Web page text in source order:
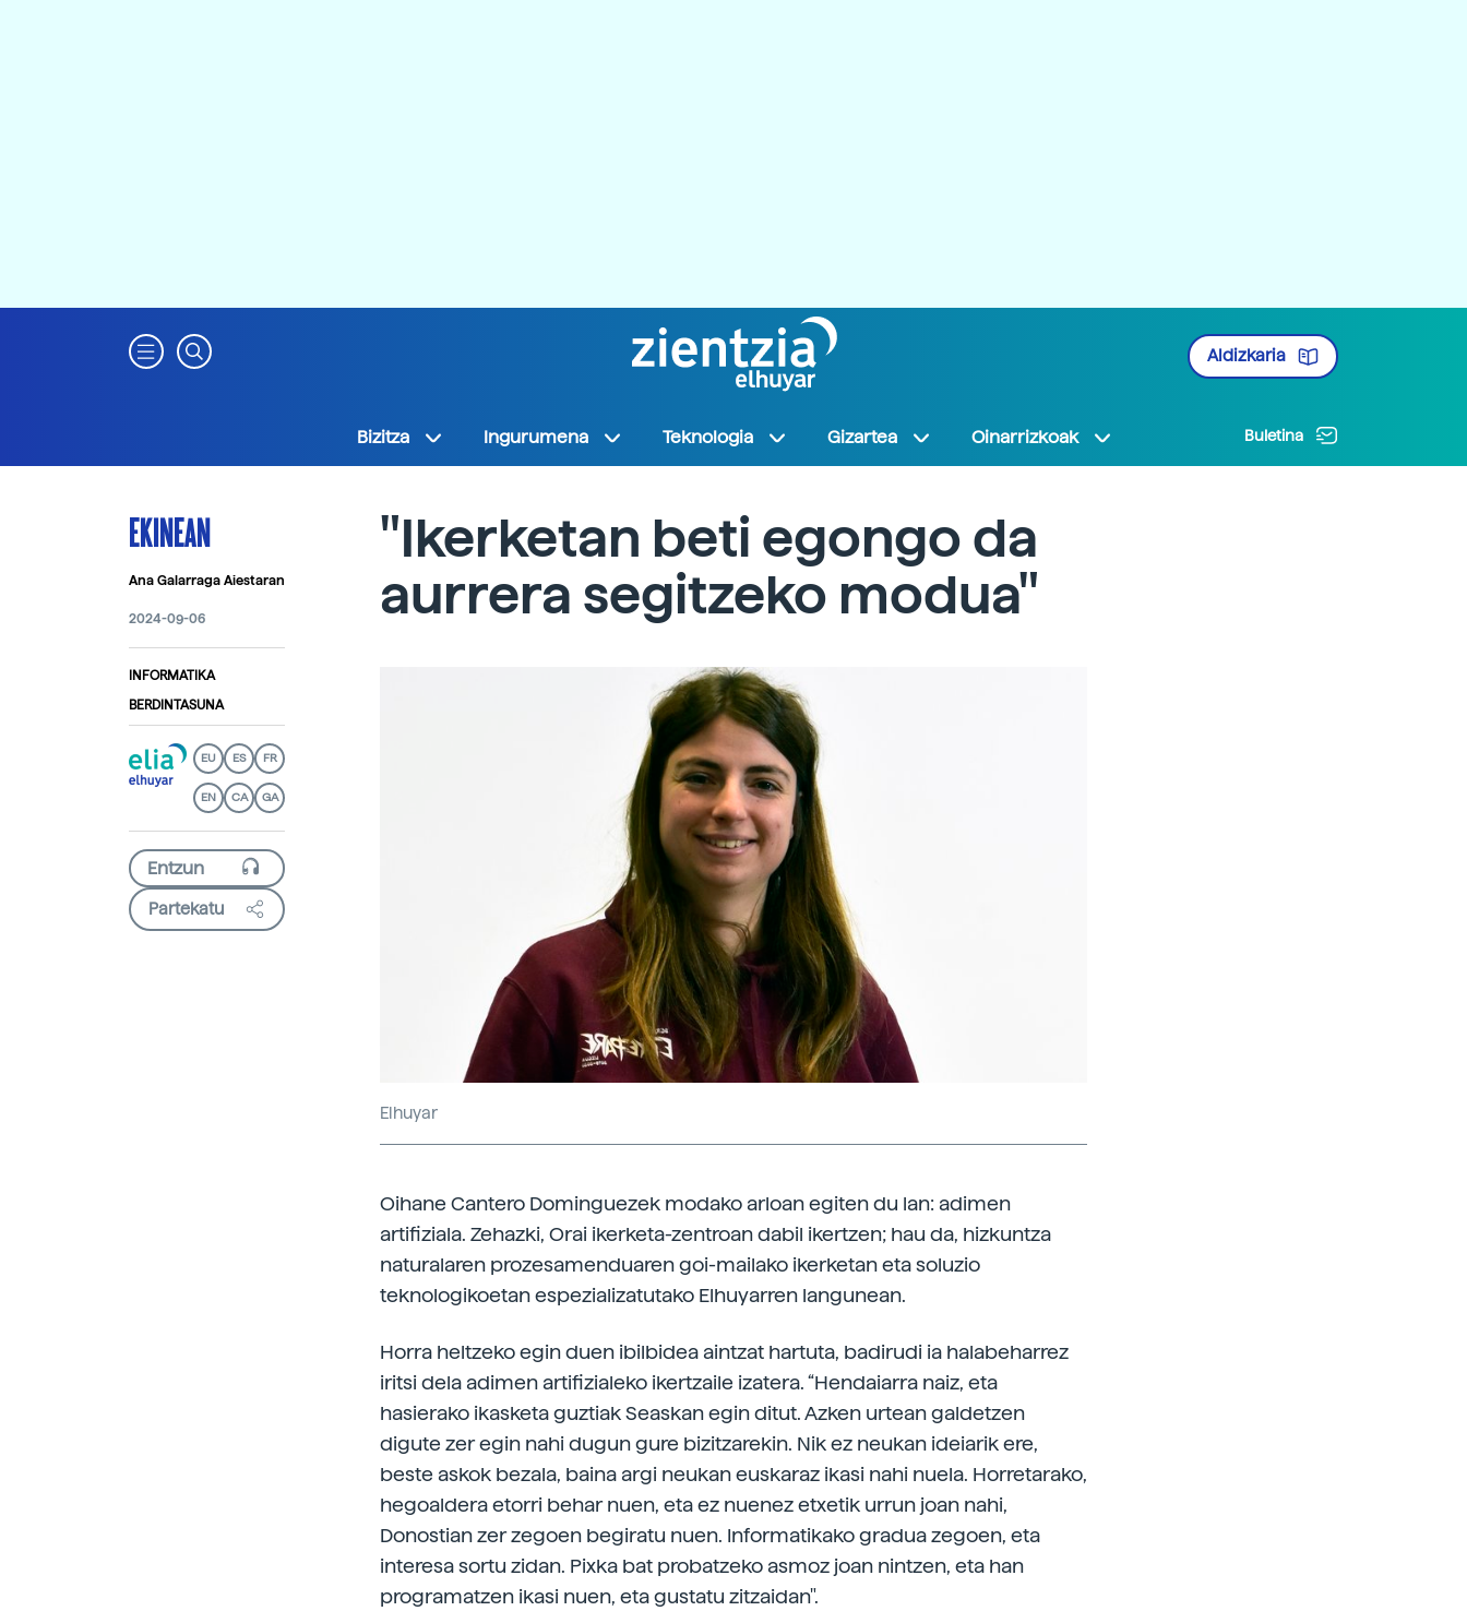
Aldizkaria
Bizitza Ingurumena Teknologia Gizartea Oinarrizkoak Buletina
EKINEAN
Ana Galarraga Aiestaran
2024-09-06
INFORMATIKA
BERDINTASUNA
EU ES FR
EN CA GA
Partekatu
"Ikerketan beti egongo da
aurrera segitzeko modua"
Elhuyar
Oihane Cantero Dominguezek modako arloan egiten du lan: adimen
artifiziala. Zehazki, Orai ikerketa-zentroan dabil ikertzen; hau da, hizkuntza
naturalaren prozesamenduaren goi-mailako ikerketan eta soluzio
teknologikoetan espezializatutako Elhuyarren langunean.
Horra heltzeko egin duen ibilbidea aintzat hartuta, badirudi ia halabeharrez
iritsi dela adimen artifizialeko ikertzaile izatera. “Hendaiarra naiz, eta
hasierako ikasketa guztiak Seaskan egin ditut. Azken urtean galdetzen
digute zer egin nahi dugun gure bizitzarekin. Nik ez neukan ideiarik ere,
beste askok bezala, baina argi neukan euskaraz ikasi nahi nuela. Horretarako,
hegoaldera etorri behar nuen, eta ez nuenez etxetik urrun joan nahi,
Donostian zer zegoen begiratu nuen. Informatikako gradua zegoen, eta
interesa sortu zidan. Pixka bat probatzeko asmoz joan nintzen, eta han
programatzen ikasi nuen, eta gustatu zitzaidan".